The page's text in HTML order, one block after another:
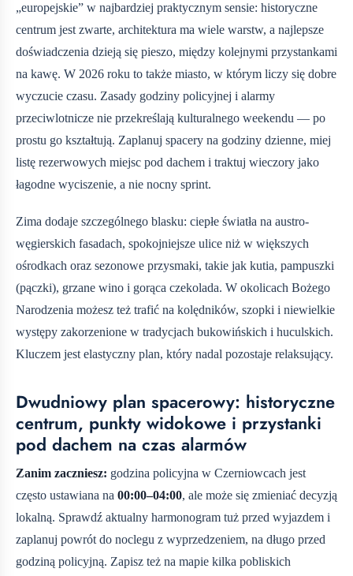
„europejskie” w najbardziej praktycznym sensie: historyczne
centrum jest zwarte, architektura ma wiele warstw, a najlepsze
doświadczenia dzieją się pieszo, między kolejnymi przystankami
na kawę. W 2026 roku to także miasto, w którym liczy się dobre
wyczucie czasu. Zasady godziny policyjnej i alarmy
przeciwlotnicze nie przekreślają kulturalnego weekendu — po
prostu go kształtują. Zaplanuj spacery na godziny dzienne, miej
listę rezerwowych miejsc pod dachem i traktuj wieczory jako
łagodne wyciszenie, a nie nocny sprint.
Zima dodaje szczególnego blasku: ciepłe światła na austro-
węgierskich fasadach, spokojniejsze ulice niż w większych
ośrodkach oraz sezonowe przysmaki, takie jak kutia, pampuszki
(pączki), grzane wino i gorąca czekolada. W okolicach Bożego
Narodzenia możesz też trafić na kolędników, szopki i niewielkie
występy zakorzenione w tradycjach bukowińskich i huculskich.
Kluczem jest elastyczny plan, który nadal pozostaje relaksujący.
Dwudniowy plan spacerowy: historyczne
centrum, punkty widokowe i przystanki
pod dachem na czas alarmów
Zanim zaczniesz: godzina policyjna w Czerniowcach jest
często ustawiana na 00:00–04:00, ale może się zmieniać decyzją
lokalną. Sprawdź aktualny harmonogram tuż przed wyjazdem i
zaplanuj powrót do noclegu z wyprzedzeniem, na długo przed
godziną policyjną. Zapisz też na mapie kilka pobliskich